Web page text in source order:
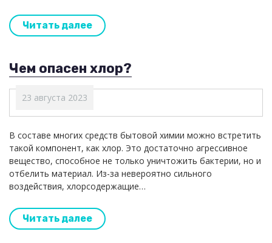
Читать далее
Чем опасен хлор?
23 августа 2023
В составе многих средств бытовой химии можно встретить
такой компонент, как хлор. Это достаточно агрессивное
вещество, способное не только уничтожить бактерии, но и
отбелить материал. Из-за невероятно сильного
воздействия, хлорсодержащие…
Читать далее